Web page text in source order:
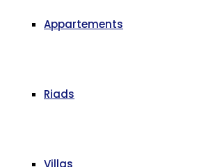
Appartements
Riads
Villas